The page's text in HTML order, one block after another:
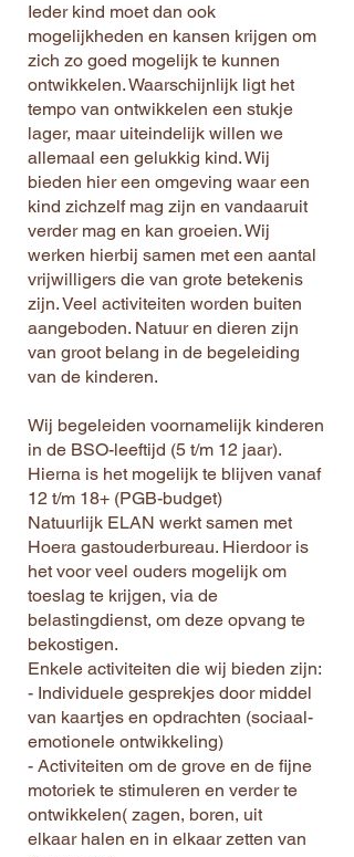
Ieder kind moet dan ook
mogelijkheden en kansen krijgen om
zich zo goed mogelijk te kunnen
ontwikkelen. Waarschijnlijk ligt het
tempo van ontwikkelen een stukje
lager, maar uiteindelijk willen we
allemaal een gelukkig kind. Wij
bieden hier een omgeving waar een
kind zichzelf mag zijn en vandaaruit
verder mag en kan groeien. Wij
werken hierbij samen met een aantal
vrijwilligers die van grote betekenis
zijn. Veel activiteiten worden buiten
aangeboden. Natuur en dieren zijn
van groot belang in de begeleiding
van de kinderen.
Wij begeleiden voornamelijk kinderen
in de BSO-leeftijd (5 t/m 12 jaar).
Hierna is het mogelijk te blijven vanaf
12 t/m 18+ (PGB-budget)
Natuurlijk ELAN werkt samen met
Hoera gastouderbureau. Hierdoor is
het voor veel ouders mogelijk om
toeslag te krijgen, via de
belastingdienst, om deze opvang te
bekostigen.
Enkele activiteiten die wij bieden zijn:
- Individuele gesprekjes door middel
van kaartjes en opdrachten (sociaal-
emotionele ontwikkeling)
- Activiteiten om de grove en de fijne
motoriek te stimuleren en verder te
ontwikkelen( zagen, boren, uit
elkaar halen en in elkaar zetten van